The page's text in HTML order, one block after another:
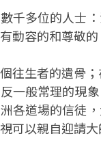
千多位的人士
動容的和尊敬的
往生者的遺骨
一般常理的現
各道場的信徒
可以親自迎請